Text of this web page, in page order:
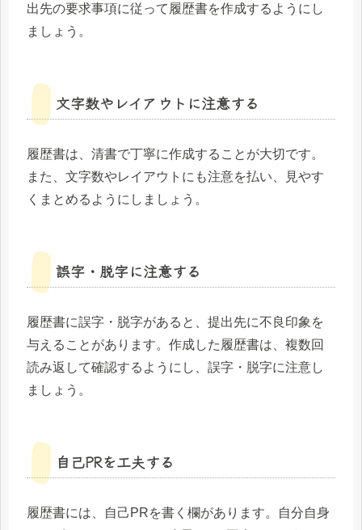
出先の要求事項に従って履歴書を作成するようにし
ましょう。
文字数やレイアウトに注意する
履歴書は、清書で丁寧に作成することが大切です。
また、文字数やレイアウトにも注意を払い、見やす
くまとめるようにしましょう。
誤字・脱字に注意する
履歴書に誤字・脱字があると、提出先に不良印象を
与えることがあります。作成した履歴書は、複数回
読み返して確認するようにし、誤字・脱字に注意し
ましょう。
自己PRを工夫する
履歴書には、自己PRを書く欄があります。自分自身